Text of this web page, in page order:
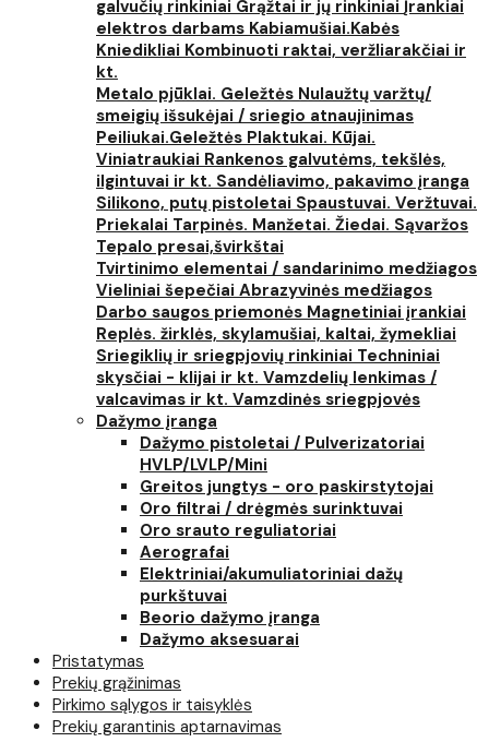
galvučių rinkiniai Grąžtai ir jų rinkiniai Įrankiai
elektros darbams Kabiamušiai.Kabės
Kniedikliai Kombinuoti raktai, veržliarakčiai ir
kt.
Metalo pjūklai. Geležtės Nulaužtų varžtų/
smeigių išsukėjai / sriegio atnaujinimas
Peiliukai.Geležtės Plaktukai. Kūjai.
Viniatraukiai Rankenos galvutėms, tekšlės,
ilgintuvai ir kt. Sandėliavimo, pakavimo įranga
Silikono, putų pistoletai Spaustuvai. Veržtuvai.
Priekalai Tarpinės. Manžetai. Žiedai. Sąvaržos
Tepalo presai,švirkštai
Tvirtinimo elementai / sandarinimo medžiagos
Vieliniai šepečiai Abrazyvinės medžiagos
Darbo saugos priemonės Magnetiniai įrankiai
Replės. žirklės, skylamušiai, kaltai, žymekliai
Sriegiklių ir sriegpjovių rinkiniai Techniniai
skysčiai - klijai ir kt. Vamzdelių lenkimas /
valcavimas ir kt. Vamzdinės sriegpjovės
Dažymo įranga
Dažymo pistoletai / Pulverizatoriai
HVLP/LVLP/Mini
Greitos jungtys - oro paskirstytojai
Oro filtrai / drėgmės surinktuvai
Oro srauto reguliatoriai
Aerografai
Elektriniai/akumuliatoriniai dažų
purkštuvai
Beorio dažymo įranga
Dažymo aksesuarai
Pristatymas
Prekių grąžinimas
Pirkimo sąlygos ir taisyklės
Prekių garantinis aptarnavimas